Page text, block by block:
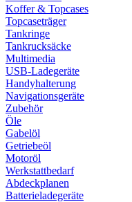
Koffer & Topcases
Topcaseträger
Tankringe
Tankrucksäcke
Multimedia
USB-Ladegeräte
Handyhalterung
Navigationsgeräte
Zubehör
Öle
Gabelöl
Getriebeöl
Motoröl
Werkstattbedarf
Abdeckplanen
Batterieladegeräte